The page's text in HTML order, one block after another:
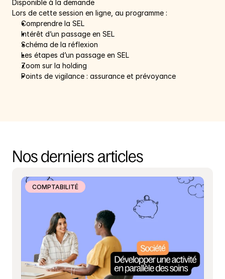
Disponible à la demande
Lors de cette session en ligne, au programme :
Comprendre la SEL
Intérêt d’un passage en SEL
Schéma de la réflexion
Les étapes d’un passage en SEL
Zoom sur la holding
Points de vigilance : assurance et prévoyance
Nos derniers articles
COMPTABILITÉ